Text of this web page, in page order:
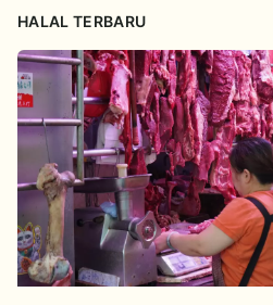
HALAL TERBARU